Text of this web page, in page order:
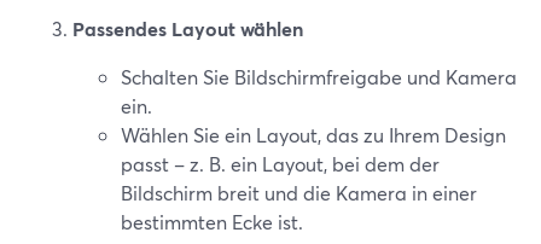
Passendes Layout wählen
Schalten Sie Bildschirmfreigabe und Kamera
ein.
Wählen Sie ein Layout, das zu Ihrem Design
passt – z. B. ein Layout, bei dem der
Bildschirm breit und die Kamera in einer
bestimmten Ecke ist.